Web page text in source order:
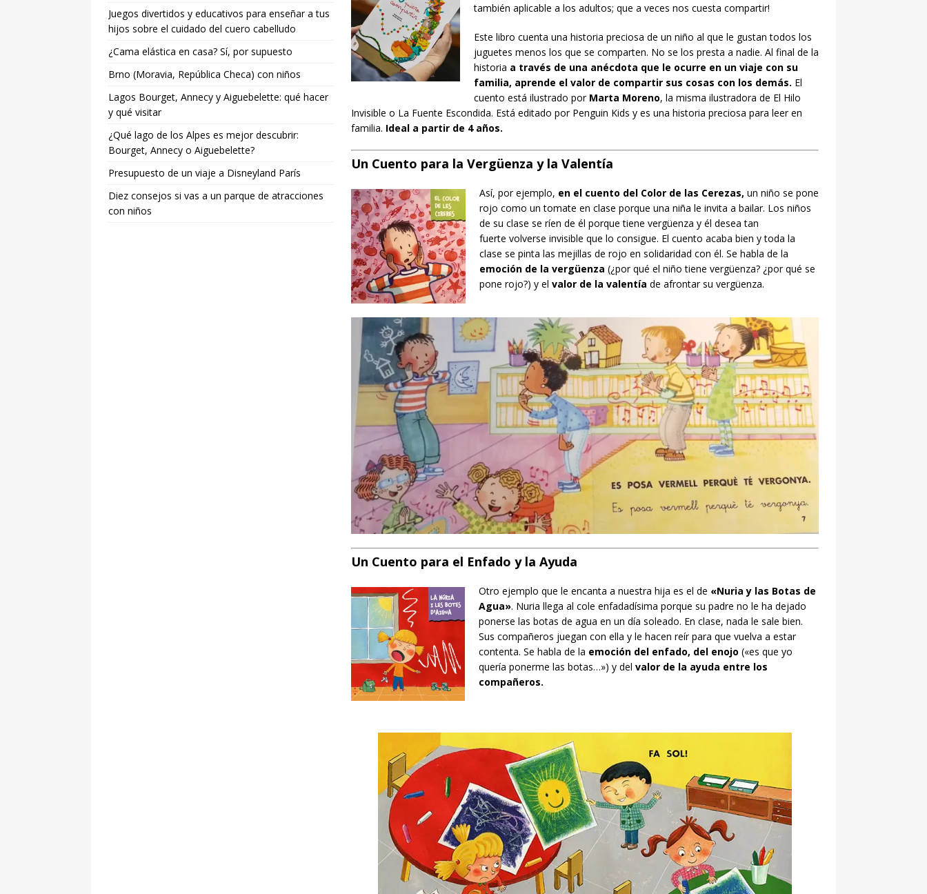
también aplicable a los adultos; que a veces nos cuesta compartir!
Este libro cuenta una historia preciosa de un niño al que le gustan todos los
juguetes menos los que se comparten. No se los presta a nadie. Al final de la
historia a través de una anécdota que le ocurre en un viaje con su
familia, aprende el valor de compartir sus cosas con los demás. El
cuento está ilustrado por Marta Moreno, la misma ilustradora de El Hilo
Invisible o La Fuente Escondida. Está editado por Penguin Kids y es una historia preciosa para leer en
familia. Ideal a partir de 4 años.
Un Cuento para la Vergüenza y la Valentía
Así, por ejemplo, en el cuento del Color de las Cerezas, un niño se pone
rojo como un tomate en clase porque una niña le invita a bailar. Los niños
de su clase se ríen de él porque tiene vergüenza y él desea tan
fuerte volverse invisible que lo consigue. El cuento acaba bien y toda la
clase se pinta las mejillas de rojo en solidaridad con él. Se habla de la
emoción de la vergüenza (¿por qué el niño tiene vergüenza? ¿por qué se
pone rojo?) y el valor de la valentía de afrontar su vergüenza.
Un Cuento para el Enfado y la Ayuda
Otro ejemplo que le encanta a nuestra hija es el de «Nuria y las Botas de
Agua». Nuria llega al cole enfadadísima porque su padre no le ha dejado
ponerse las botas de agua en un día soleado. En clase, nada le sale bien.
Sus compañeros juegan con ella y le hacen reír para que vuelva a estar
contenta. Se habla de la emoción del enfado, del enojo («es que yo
quería ponerme las botas…») y del valor de la ayuda entre los
compañeros.
Juegos divertidos y educativos para enseñar a tus
hijos sobre el cuidado del cuero cabelludo
¿Cama elástica en casa? Sí, por supuesto
Brno (Moravia, República Checa) con niños
Lagos Bourget, Annecy y Aiguebelette: qué hacer
y qué visitar
¿Qué lago de los Alpes es mejor descubrir:
Bourget, Annecy o Aiguebelette?
Presupuesto de un viaje a Disneyland París
Diez consejos si vas a un parque de atracciones
con niños